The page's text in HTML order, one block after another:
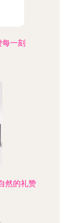
每一刻
然的礼赞